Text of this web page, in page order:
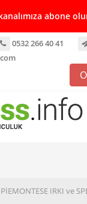
abone
0532 266 40 41
PİEMONTESE IRKI ve